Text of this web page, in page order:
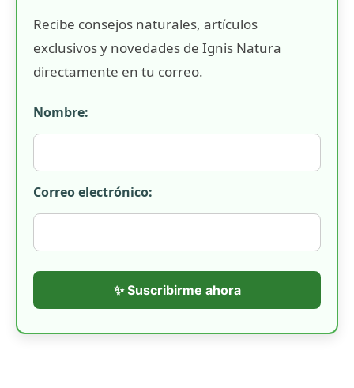
Recibe consejos naturales, artículos
exclusivos y novedades de Ignis Natura
directamente en tu correo.
Nombre:
Correo electrónico:
✨ Suscribirme ahora